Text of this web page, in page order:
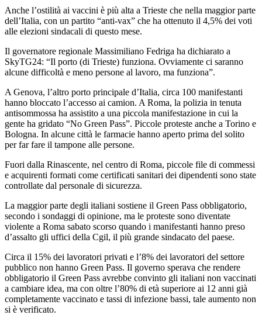
Anche l’ostilità ai vaccini è più alta a Trieste che nella maggior parte
dell’Italia, con un partito “anti-vax” che ha ottenuto il 4,5% dei voti
alle elezioni sindacali di questo mese.
Il governatore regionale Massimiliano Fedriga ha dichiarato a
SkyTG24: “Il porto (di Trieste) funziona. Ovviamente ci saranno
alcune difficoltà e meno persone al lavoro, ma funziona”.
A Genova, l’altro porto principale d’Italia, circa 100 manifestanti
hanno bloccato l’accesso ai camion. A Roma, la polizia in tenuta
antisommossa ha assistito a una piccola manifestazione in cui la
gente ha gridato “No Green Pass”. Piccole proteste anche a Torino e
Bologna. In alcune città le farmacie hanno aperto prima del solito
per far fare il tampone alle persone.
Fuori dalla Rinascente, nel centro di Roma, piccole file di commessi
e acquirenti formati come certificati sanitari dei dipendenti sono state
controllate dal personale di sicurezza.
La maggior parte degli italiani sostiene il Green Pass obbligatorio,
secondo i sondaggi di opinione, ma le proteste sono diventate
violente a Roma sabato scorso quando i manifestanti hanno preso
d’assalto gli uffici della Cgil, il più grande sindacato del paese.
Circa il 15% dei lavoratori privati ​​e l’8% dei lavoratori del settore
pubblico non hanno Green Pass. Il governo sperava che rendere
obbligatorio il Green Pass avrebbe convinto gli italiani non vaccinati
a cambiare idea, ma con oltre l’80% di età superiore ai 12 anni già
completamente vaccinato e tassi di infezione bassi, tale aumento non
si è verificato.